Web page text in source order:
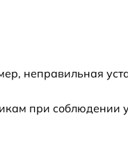
неправильная
при соблюдении